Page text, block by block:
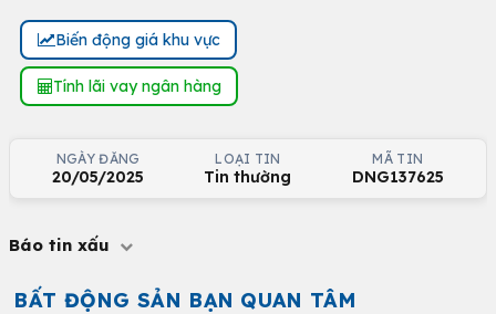
Biến động giá khu vực
Tính lãi vay ngân hàng
NGÀY ĐĂNG
20/05/2025
LOẠI TIN
Tin thường
MÃ TIN
DNG137625
Báo tin xấu
BẤT ĐỘNG SẢN BẠN QUAN TÂM